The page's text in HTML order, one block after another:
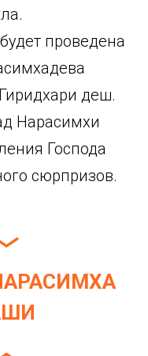
проведена
деш.
Нарасимхи
Господа
сюрпризов.